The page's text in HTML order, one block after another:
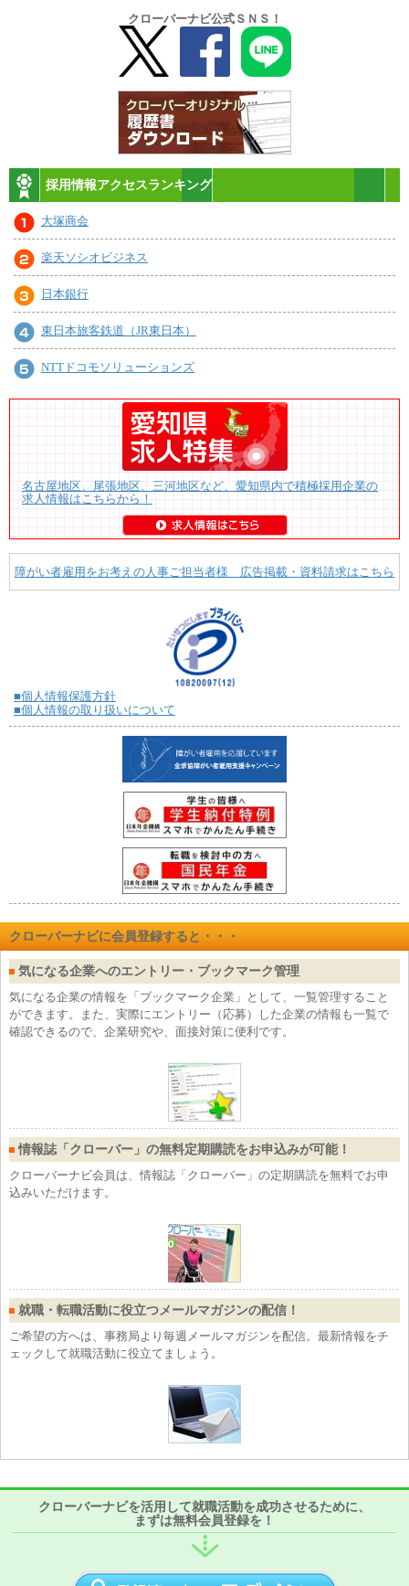
クローバーナビ公式ＳＮＳ！
採用情報アクセスランキング
大塚商会
楽天ソシオビジネス
日本銀行
東日本旅客鉄道（JR東日本）
NTTドコモソリューションズ
名古屋地区、尾張地区、三河地区など、愛知県内で積極採用企業の
求人情報はこちらから！
障がい者雇用をお考えの人事ご担当者様 広告掲載・資料請求はこちら
■個人情報保護方針
■個人情報の取り扱いについて
クローバーナビに会員登録すると・・・
気になる企業へのエントリー・ブックマーク管理
気になる企業の情報を「ブックマーク企業」として、一覧管理すること
ができます。また、実際にエントリー（応募）した企業の情報も一覧で
確認できるので、企業研究や、面接対策に便利です。
情報誌「クローバー」の無料定期購読をお申込みが可能！
クローバーナビ会員は、情報誌「クローバー」の定期購読を無料でお申
込みいただけます。
就職・転職活動に役立つメールマガジンの配信！
ご希望の方へは、事務局より毎週メールマガジンを配信。最新情報をチ
ェックして就職活動に役立てましょう。
クローバーナビを活用して就職活動を成功させるために、
まずは無料会員登録を！